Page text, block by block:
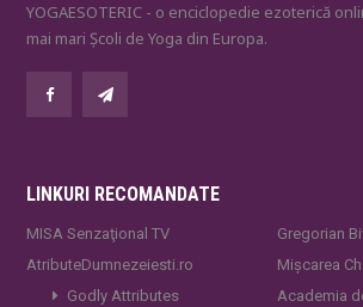
YOGAESOTERIC - o enciclopedie ezoterică
mai mari Școli de Yoga din Europa.
LINKURI RECOMANDATE
MISA Senzaţional TV
AtributeDumnezeiesti.ro
Godly Attributes
Gregorian
Mișcarea
Academia